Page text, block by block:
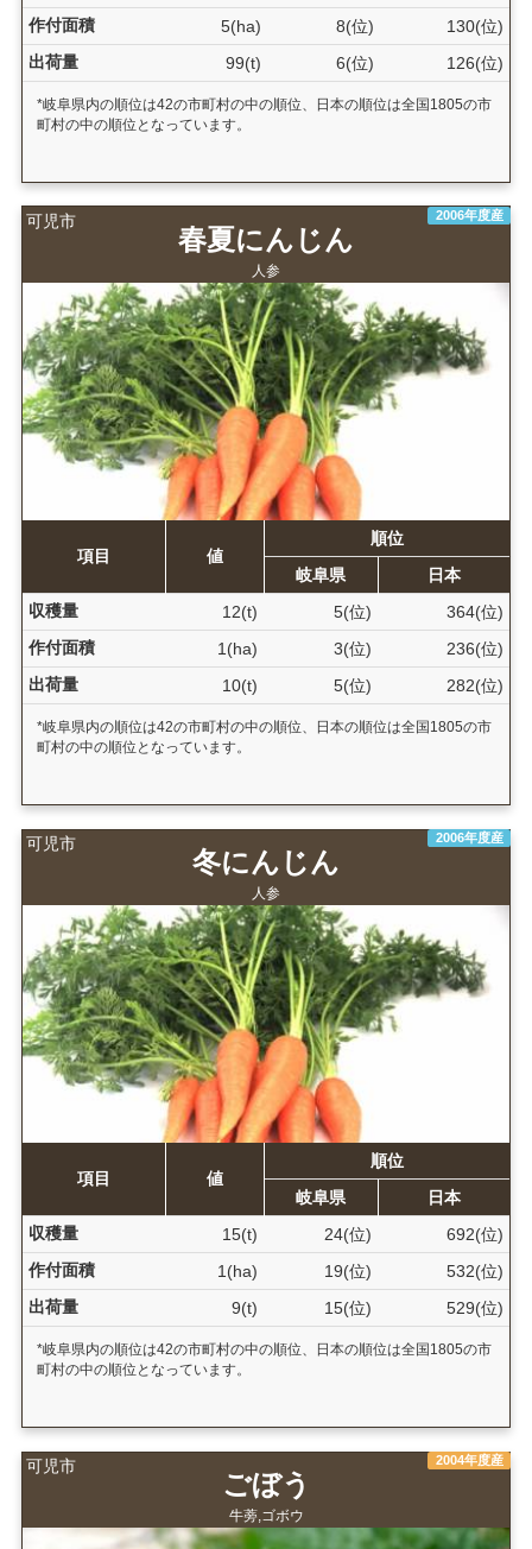
作付面積
5(ha) 8(位)
130(位)
出荷量
99(t) 6(位) 126(位)
*岐阜県内の順位は42の市町村の中の順位、日本の順位は全国1805の市
町村の中の順位となっています。
可児市 2006年度産
春夏にんじん
人参
項目 値
順位
岐阜県
日本
収穫量
12(t) 5(位)
364(位)
作付面積
1(ha) 3(位)
236(位)
出荷量
10(t) 5(位) 282(位)
*岐阜県内の順位は42の市町村の中の順位、日本の順位は全国1805の市
町村の中の順位となっています。
可児市 2006年度産
冬にんじん
人参
項目 値
順位
岐阜県
日本
収穫量
15(t) 24(位)
692(位)
作付面積
1(ha) 19(位)
532(位)
出荷量
9(t) 15(位) 529(位)
*岐阜県内の順位は42の市町村の中の順位、日本の順位は全国1805の市
町村の中の順位となっています。
可児市 2004年度産
ごぼう
牛蒡,ゴボウ